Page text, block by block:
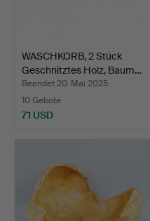
WASCHKORB, 2 Stück
Geschnitztes Holz, Baum…
Beendet 20. Mai 2025
10 Gebote
71 USD